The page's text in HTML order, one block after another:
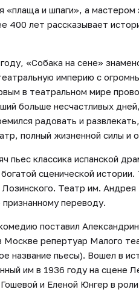
«плаща и шпаги», а мастером
400 лет рассказывает
«Собака на сене»
империю с
в театральном мире
больше несчастливых
радовать и
полный жизненной силы и
пьес классика испанской
сценической
Театр им.
переводу.
поставил
Москве репертуар Малого
название пьесы). Вошел в
им в 1936 году на сцене
и Еленой Юнгер в